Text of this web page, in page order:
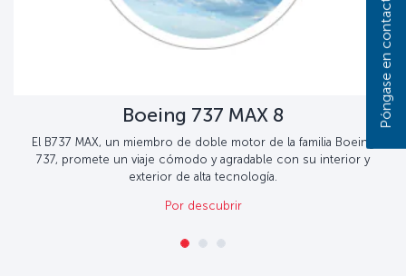
Boeing 737 MAX 8
El B737 MAX, un miembro de doble motor de la familia Boeing
737, promete un viaje cómodo y agradable con su interior y
exterior de alta tecnología.
Por descubrir